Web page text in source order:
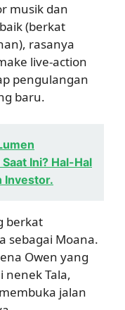
musik dan
(berkat
rasanya
live-action
pengulangan
baru.
Ini? Hal-Hal
Investor.
berkat
sebagai Moana.
Owen yang
nenek Tala,
jalan